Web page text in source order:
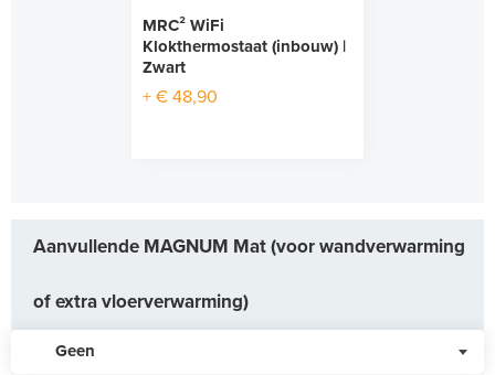
MRC² WiFi
Klokthermostaat (inbouw) |
Zwart
+ € 48,90
Aanvullende MAGNUM Mat (voor wandverwarming
of extra vloerverwarming)
Geen